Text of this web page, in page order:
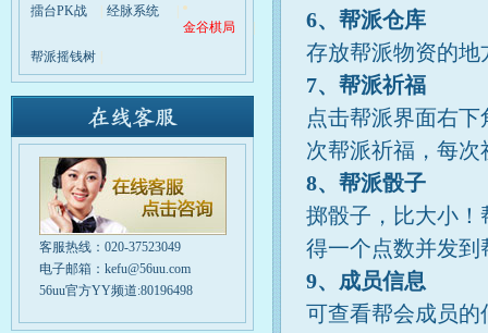
擂台PK战
经脉系统
金谷棋局
帮派摇钱树
客服热线：020-37523049
电子邮箱：kefu@56uu.com
56uu官方YY频道:80196498
6、帮派仓库
存放帮派物资的地
7、帮派祈福
点击帮派界面右
次帮派祈福，每
8、帮派骰子
掷骰子，比大小
得一个点数并发到
9、成员信息
可查看帮会成员的